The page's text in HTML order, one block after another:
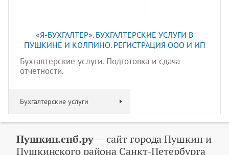
«Я-БУХГАЛТЕР». БУХГАЛТЕРСКИЕ УСЛУГИ В
ПУШКИНЕ И КОЛПИНО. РЕГИСТРАЦИЯ ООО И ИП
Бухгалтерские услуги. Подготовка и сдача
отчетности.
Бухгалтерские услуги
Пушкин.спб.ру— сайт города Пушкин и
Пушкинского района Санкт-Петербурга